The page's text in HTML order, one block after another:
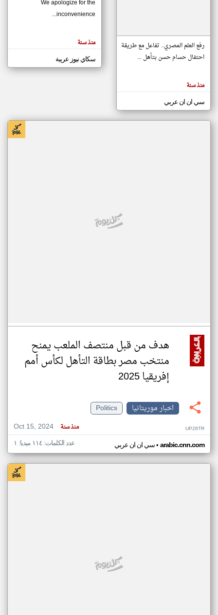
مصادر الأخبار من موريتانيا
اخبار موريتانيا على مدار الساعة
أهم اخبار موريتانيا العاجلة والمباشرة
المقالات
الموجوده
هنا عن
رفع العلم المصري.. تفاعل مع طريقة
احتفال حسام حسن بتأهل ...
منذ سنة
سي ان ان عربي
We apologize for the
inconvenience...
منذ سنة
سكاي نيوز عربية
هدف من قبل منتصف الملعب يمنح
منتخب مصر بطاقة التأهل لكأس أمم
إفريقيا 2025
اخبار موريتانيا
Politics
Oct 15, 2024
منذ سنة UP28TR
سي ان ان عربي• arabic.cnn.com عدد الكلمات: ١١٤ ميديا: ١
klyoum.com